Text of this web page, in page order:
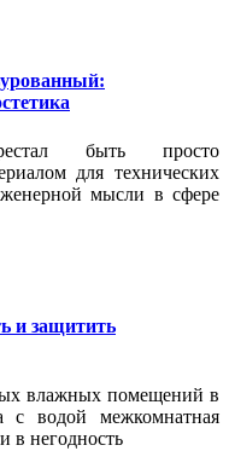
быть просто
для технических
мысли в сфере
и защитить
влажных помещений в
с водой межкомнатная
в негодность